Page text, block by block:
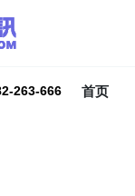
263-666 首页